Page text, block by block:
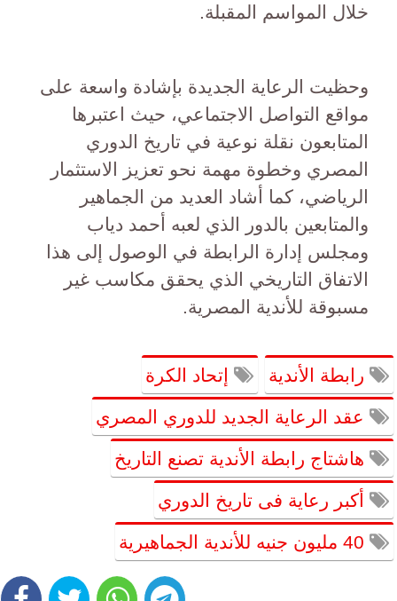
خلال المواسم المقبلة.
وحظيت الرعاية الجديدة بإشادة واسعة على
مواقع التواصل الاجتماعي، حيث اعتبرها
المتابعون نقلة نوعية في تاريخ الدوري
المصري وخطوة مهمة نحو تعزيز الاستثمار
الرياضي، كما أشاد العديد من الجماهير
والمتابعين بالدور الذي لعبه أحمد دياب
ومجلس إدارة الرابطة في الوصول إلى هذا
الاتفاق التاريخي الذي يحقق مكاسب غير
مسبوقة للأندية المصرية.
رابطة الأندية إتحاد الكرة
عقد الرعاية الجديد للدوري المصري
هاشتاج رابطة الأندية تصنع التاريخ
أكبر رعاية فى تاريخ الدوري